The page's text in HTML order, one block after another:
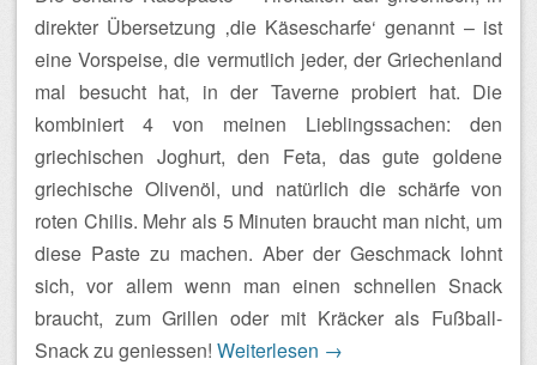
direkter Übersetzung ‚die Käsescharfe‘ genannt – ist
eine Vorspeise, die vermutlich jeder, der Griechenland
mal besucht hat, in der Taverne probiert hat. Die
kombiniert 4 von meinen Lieblingssachen: den
griechischen Joghurt, den Feta, das gute goldene
griechische Olivenöl, und natürlich die schärfe von
roten Chilis. Mehr als 5 Minuten braucht man nicht, um
diese Paste zu machen. Aber der Geschmack lohnt
sich, vor allem wenn man einen schnellen Snack
braucht, zum Grillen oder mit Kräcker als Fußball-
Snack zu geniessen! Weiterlesen →